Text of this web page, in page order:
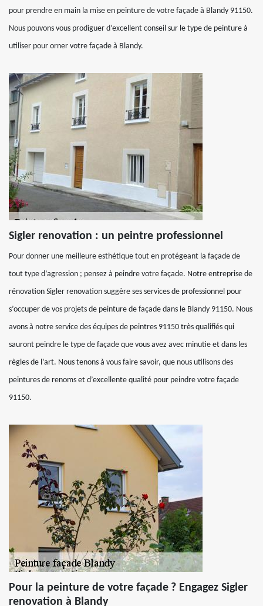
pour prendre en main la mise en peinture de votre façade à Blandy 91150.
Nous pouvons vous prodiguer d’excellent conseil sur le type de peinture à
utiliser pour orner votre façade à Blandy.
Sigler renovation : un peintre professionnel
Pour donner une meilleure esthétique tout en protégeant la façade de
tout type d’agression ; pensez à peindre votre façade. Notre entreprise de
rénovation Sigler renovation suggère ses services de professionnel pour
s’occuper de vos projets de peinture de façade dans le Blandy 91150. Nous
avons à notre service des équipes de peintres 91150 très qualifiés qui
sauront peindre le type de façade que vous avez avec minutie et dans les
règles de l’art. Nous tenons à vous faire savoir, que nous utilisons des
peintures de renoms et d’excellente qualité pour peindre votre façade
91150.
Pour la peinture de votre façade ? Engagez Sigler
renovation à Blandy